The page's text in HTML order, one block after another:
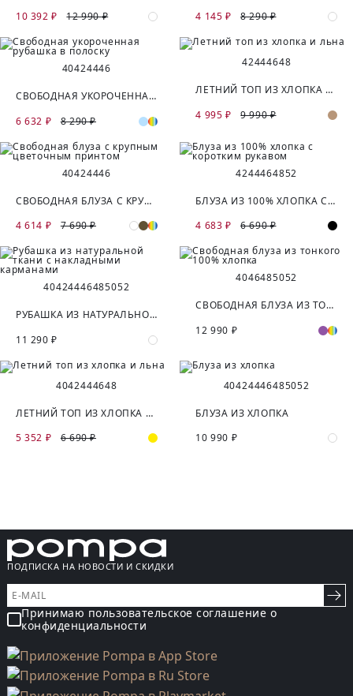
10 392 ₽
12 990 ₽
4 145 ₽
8 290 ₽
40424446
СВОБОДНАЯ УКОРОЧЕННАЯ РУБАШКА В ПОЛОСКУ
6 632 ₽
8 290 ₽
42444648
ЛЕТНИЙ ТОП ИЗ ХЛОПКА И ЛЬНА
4 995 ₽
9 990 ₽
40424446
СВОБОДНАЯ БЛУЗА С КРУПНЫМ ЦВЕТОЧНЫМ ПРИНТОМ
4 614 ₽
7 690 ₽
4244464852
БЛУЗА ИЗ 100% ХЛОПКА С КОРОТКИМ РУКАВОМ
4 683 ₽
6 690 ₽
40424446485052
РУБАШКА ИЗ НАТУРАЛЬНОЙ ТКАНИ С НАКЛАДНЫМИ КАРМАНАМИ
11 290 ₽
4046485052
СВОБОДНАЯ БЛУЗА ИЗ ТОНКОГО 100% ХЛОПКА
12 990 ₽
4042444648
ЛЕТНИЙ ТОП ИЗ ХЛОПКА И ЛЬНА
5 352 ₽
6 690 ₽
40424446485052
БЛУЗА ИЗ ХЛОПКА
10 990 ₽
ПОДПИСКА НА НОВОСТИ И СКИДКИ
Принимаю пользовательское соглашение о
конфиденциальности